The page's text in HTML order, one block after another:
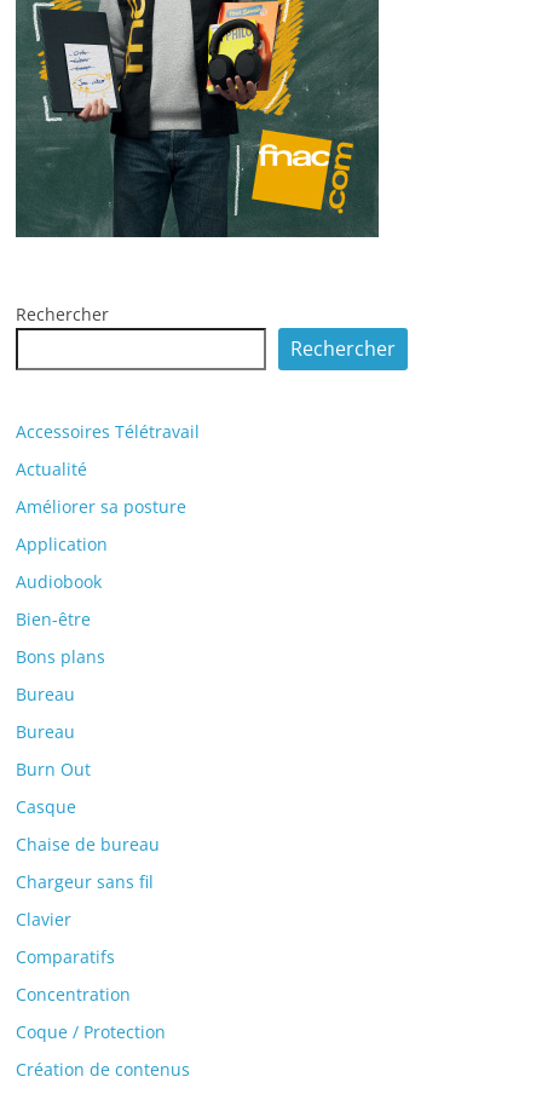
Rechercher
Rechercher
Accessoires Télétravail
Actualité
Améliorer sa posture
Application
Audiobook
Bien-être
Bons plans
Bureau
Bureau
Burn Out
Casque
Chaise de bureau
Chargeur sans fil
Clavier
Comparatifs
Concentration
Coque / Protection
Création de contenus